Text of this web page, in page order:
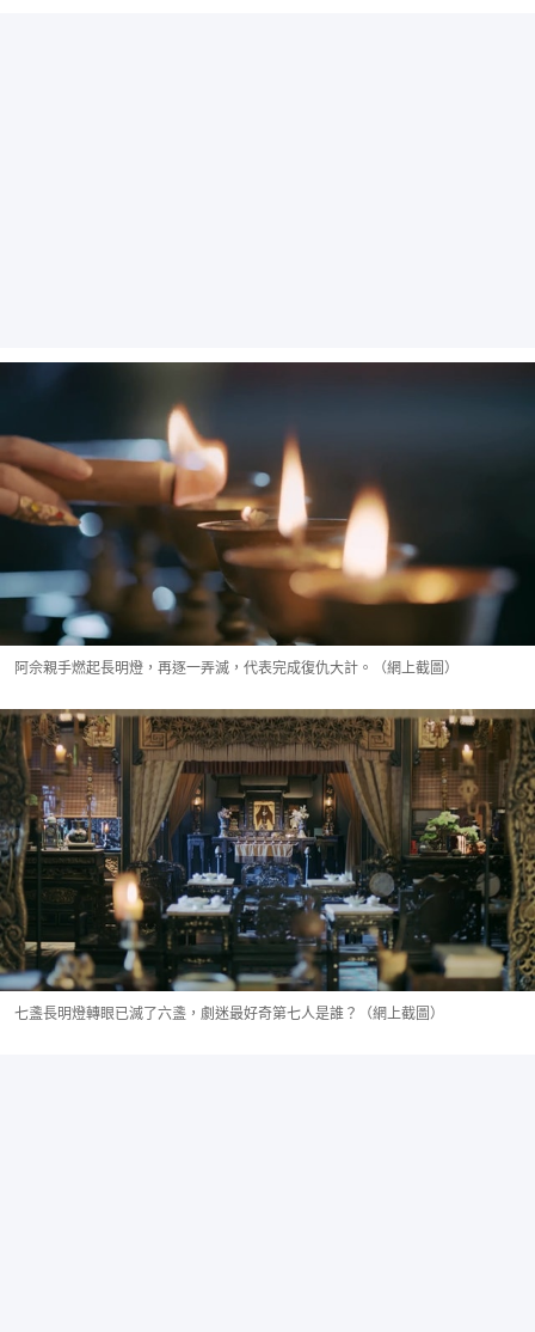
阿佘親手燃起長明燈，再逐一弄滅，代表完成復仇大計。（網上截圖）
七盞長明燈轉眼已滅了六盞，劇迷最好奇第七人是誰？（網上截圖）